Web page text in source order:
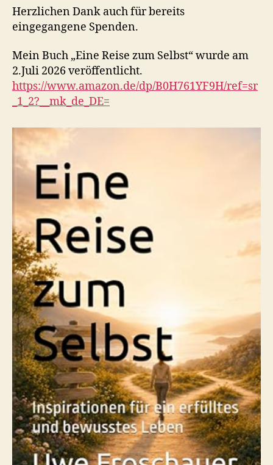
Herzlichen Dank auch für bereits
eingegangene Spenden.
Mein Buch „Eine Reise zum Selbst“ wurde am
2.Juli 2026 veröffentlicht.
https://www.amazon.de/dp/B0H761YF9H/ref=sr
_1_2?__mk_de_DE=